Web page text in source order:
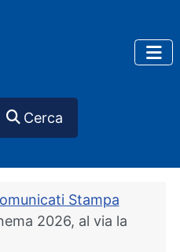
Cerca
Stampa
2026, al via la